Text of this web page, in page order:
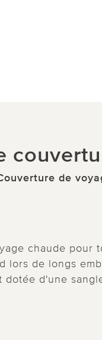
de
chaude pour
lors de longs
dotée d'une